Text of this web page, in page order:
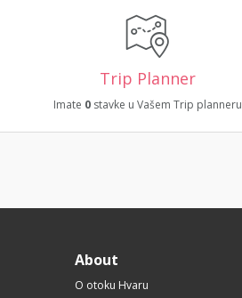
Trip Planner
Imate 0stavke u Vašem Trip planneru
About
O otoku Hvaru